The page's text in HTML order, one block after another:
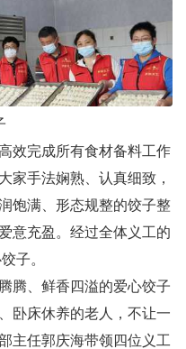
完成所有食材备料工作
家手法娴熟、认真细致，
饱满、形态规整的饺子整
意充盈。经过全体义工的
子。
、鲜香四溢的爱心饺子
卧床休养的老人，不让一
主任郭庆海带领四位义工